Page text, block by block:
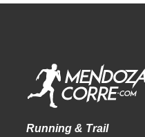
Running & Trail